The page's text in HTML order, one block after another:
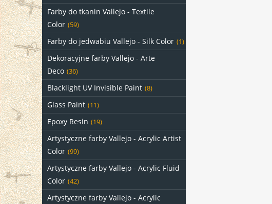
Farby do tkanin Vallejo - Textile
Color (59)
Farby do jedwabiu Vallejo - Silk Color (1)
Dekoracyjne farby Vallejo - Arte
Deco (36)
Blacklight UV Invisible Paint (8)
Glass Paint (11)
Epoxy Resin (19)
Artystyczne farby Vallejo - Acrylic Artist
Color (99)
Artystyczne farby Vallejo - Acrylic Fluid
Color (42)
Artystyczne farby Vallejo - Acrylic